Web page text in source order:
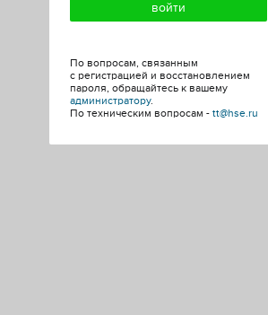
По вопросам, связанным
с регистрацией и восстановлением
пароля, обращайтесь к вашему
администратору.
По техническим вопросам - tt@hse.ru